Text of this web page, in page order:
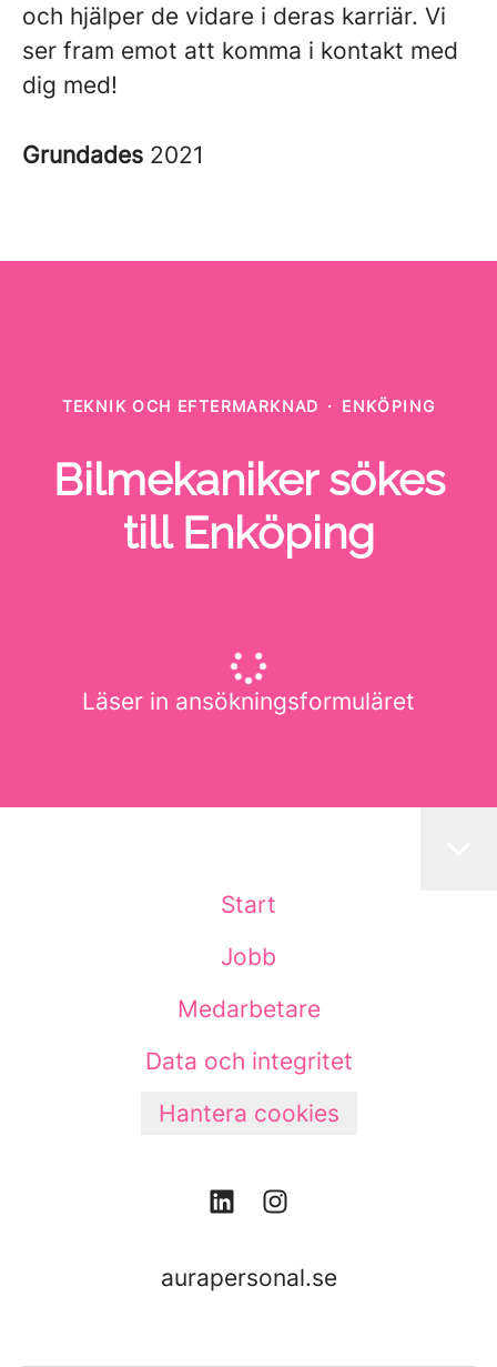
och hjälper de vidare i deras karriär. Vi
ser fram emot att komma i kontakt med
dig med!
Grundades 2021
TEKNIK OCH EFTERMARKNAD · ENKÖPING
Bilmekaniker sökes
till Enköping
Läser in ansökningsformuläret
Start
Jobb
Medarbetare
Data och integritet
Hantera cookies
aurapersonal.se